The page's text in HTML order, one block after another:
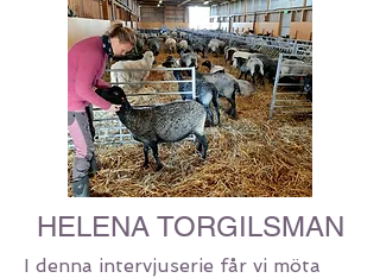
HELENA TORGILSMAN
I denna intervjuserie får vi möta